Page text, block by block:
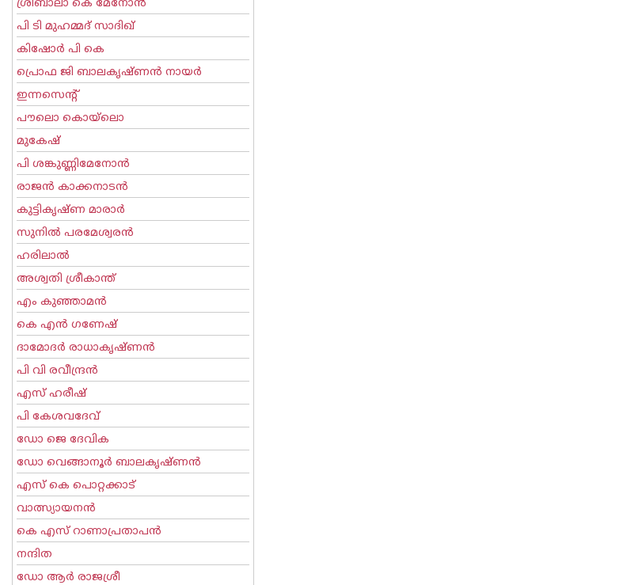
ശ്രീബാലാ കെ മേനോന്‍
പി ടി മുഹമ്മദ് സാദിഖ്‌
കിഷോർ പി കെ
പ്രൊഫ ജി ബാലകൃഷ്ണന്‍ നായര്‍
ഇന്നസെന്റ്‌
പൗലൊ കൊയ്ലൊ
മുകേഷ്
പി ശങ്കുണ്ണിമേനോന്‍
രാജന്‍ കാക്കനാടന്‍
കുട്ടികൃഷ്ണ മാരാര്‍
സുനില്‍ പരമേശ്വരന്‍
ഹരിലാല്‍
അശ്വതി ശ്രീകാന്ത്
എം കുഞ്ഞാമന്‍
കെ എന്‍ ഗണേഷ്
ദാമോദർ രാധാകൃഷ്ണൻ
പി വി രവീന്ദ്രന്‍
എസ് ഹരീഷ്
പി കേശവദേവ്‌
ഡോ ജെ ദേവിക
ഡോ വെങ്ങാനൂര്‍ ബാലകൃഷ്ണന്‍
എസ്‌ കെ പൊറ്റക്കാട്‌
വാത്സ്യായനന്‍
കെ എസ് റാണാപ്രതാപന്‍
നന്ദിത
ഡോ ആര്‍ രാജശ്രീ